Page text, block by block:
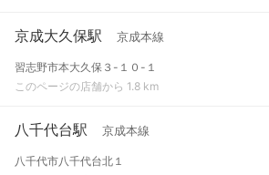
京成大久保駅 京成本線
習志野市本大久保３-１０-１
このページの店舗から 1.8 km
八千代台駅 京成本線
八千代市八千代台北１